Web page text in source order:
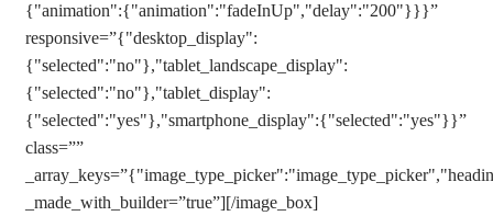
{"animation":{"animation":"fadeInUp","delay":"200"}}}”
responsive=”{"desktop_display":
{"selected":"no"},"tablet_landscape_display":
{"selected":"no"},"tablet_display":
{"selected":"yes"},"smartphone_display":{"selected":"yes"}}”
class=””
_made_with_builder=”true”][/image_box]